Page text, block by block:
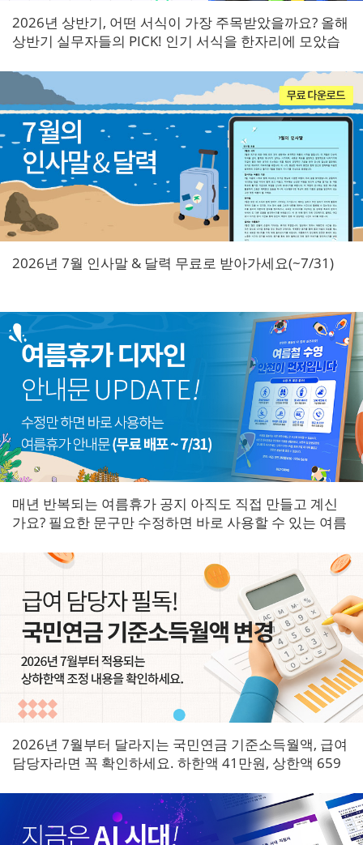
2026년 상반기, 어떤 서식이 가장 주목받았을까요? 올해
상반기 실무자들의 PICK! 인기 서식을 한자리에 모았습
2026년 7월 인사말 & 달력 무료로 받아가세요(~7/31)
매년 반복되는 여름휴가 공지 아직도 직접 만들고 계신
가요? 필요한 문구만 수정하면 바로 사용할 수 있는 여름
2026년 7월부터 달라지는 국민연금 기준소득월액, 급여
담당자라면 꼭 확인하세요. 하한액 41만원, 상한액 659